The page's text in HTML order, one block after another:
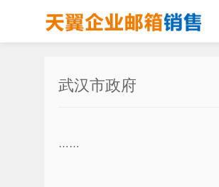
武汉市政府
……